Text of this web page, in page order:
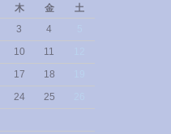
木 金
土
3 4
10 11
17 18
24 25